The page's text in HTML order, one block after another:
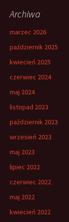
Archiwa
marzec 2026
październik 2025
kwiecień 2025
czerwiec 2024
maj 2024
listopad 2023
październik 2023
wrzesień 2023
maj 2023
lipiec 2022
czerwiec 2022
maj 2022
kwiecień 2022